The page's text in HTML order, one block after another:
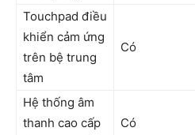
Touchpad điều
khiển cảm ứng
trên bệ trung
tâm
Có
Hệ thống âm
thanh cao cấp
Có